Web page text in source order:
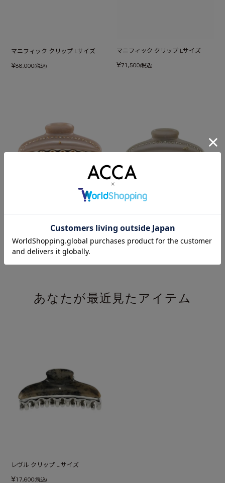
マニフィック クリップ Lサイズ
¥88,000(税込)
マニフィック クリップ Lサイズ
¥71,500(税込)
¥30,800 (税込)
あなたが最近見たアイテム
レヴル クリップ L サイズ
¥17,600(税込)